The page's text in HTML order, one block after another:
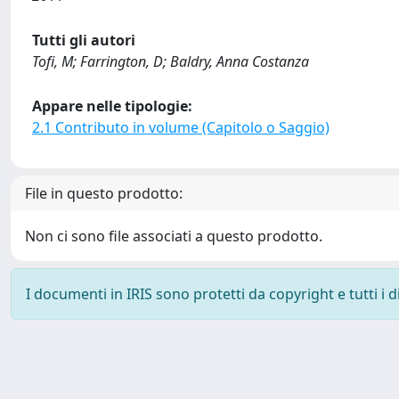
Tutti gli autori
Tofi, M; Farrington, D; Baldry, Anna Costanza
Appare nelle tipologie:
2.1 Contributo in volume (Capitolo o Saggio)
File in questo prodotto:
Non ci sono file associati a questo prodotto.
I documenti in IRIS sono protetti da copyright e tutti i